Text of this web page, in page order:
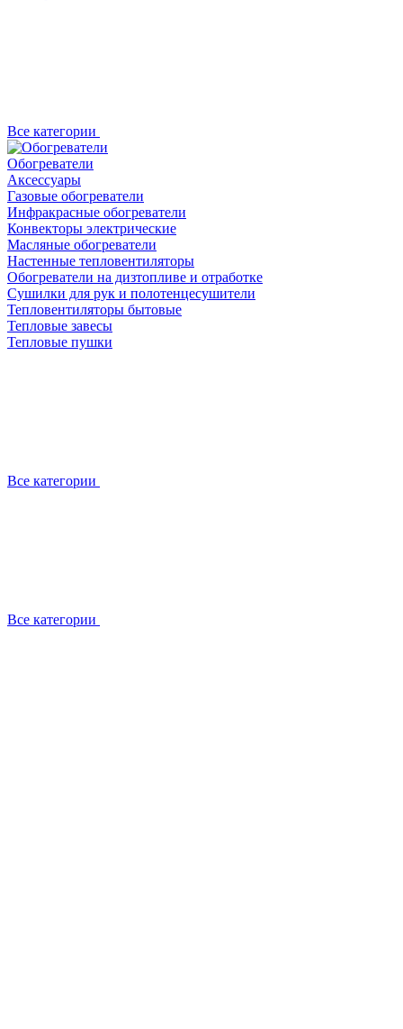
Все категории
Обогреватели
Аксессуары
Газовые обогреватели
Инфракрасные обогреватели
Конвекторы электрические
Масляные обогреватели
Настенные тепловентиляторы
Обогреватели на дизтопливе и отработке
Сушилки для рук и полотенцесушители
Тепловентиляторы бытовые
Тепловые завесы
Тепловые пушки
Все категории
Все категории